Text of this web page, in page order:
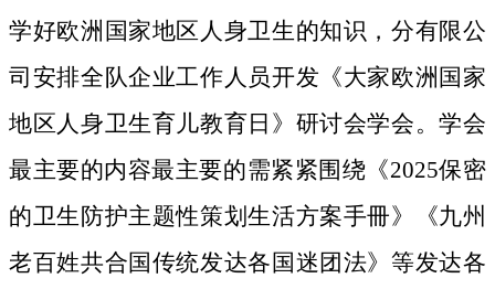
学好欧洲国家地区人身卫生的知识，分有限公
司安排全队企业工作人员开发《大家欧洲国家
地区人身卫生育儿教育日》研讨会学会。学会
最主要的内容最主要的需紧紧围绕《2025保密
的卫生防护主题性策划生活方案手冊》《九州
老百姓共合国传统发达各国迷团法》等发达各